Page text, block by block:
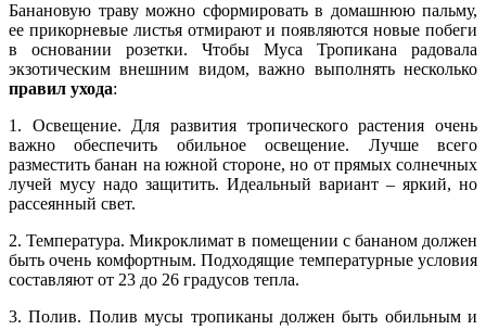
Банановую траву можно сформировать в домашнюю пальму,
ее прикорневые листья отмирают и появляются новые побеги
в основании розетки. Чтобы Муса Тропикана радовала
экзотическим внешним видом, важно выполнять несколько
правил ухода:
1. Освещение. Для развития тропического растения очень
важно обеспечить обильное освещение. Лучше всего
разместить банан на южной стороне, но от прямых солнечных
лучей мусу надо защитить. Идеальный вариант – яркий, но
рассеянный свет.
2. Температура. Микроклимат в помещении с бананом должен
быть очень комфортным. Подходящие температурные условия
составляют от 23 до 26 градусов тепла.
3. Полив. Полив мусы тропиканы должен быть обильным и